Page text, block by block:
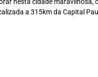
a 315km da Capital